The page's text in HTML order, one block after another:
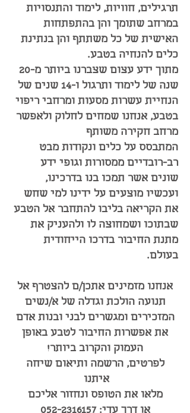
תרגילים, חוויות, לימוד והתנסויות
במרחב שתומך והן בהתפתחות
האישית של כל משתתף והן בנתינת
כלים להנחיה בטבע.
מתוך ידע עצום שצברנו ביותר מ-20
שנה של לימוד ותרגול
ו-14 שנים של
הנחיית עשרות מסעות ומרחבי ריפוי
בטבע, אנחנו שמחים לחלוק ולאפשר
מרחב חקירה משותף
המתבסס על כלים ונקודות מבט
רב-רובדיים ממסורות וגופי ידע
שונים אשר תמכו בנו בדרכינו,
ועכשיו מוצעים על ידינו למי שחש
את הקריאה בליבו להתחבר אל הטבע
שבתוכו ושמחוצה לו ולהעניק את
מתנת החיבור בדרכו הייחודית
בעולם.
אנחנו מזמינים אתכן/ם להצטרף אל
תנועה הולכת וגדלה של א/נשים
המזכירים ומגשרים לבני ובנות אדם
את אפשרות החיבור לטבע באופן
העמוק והקרוב ביותר!
לפרטים, הרשמה ותיאום שיחה
איתנו
מלאו את הטופס ונחזור אליכם